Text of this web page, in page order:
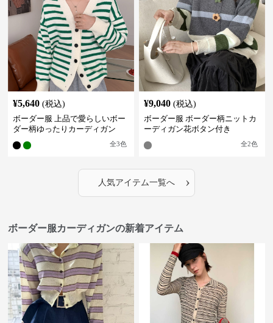
¥5,640 (税込)
ボーダー服 上品で愛らしいボー
ダー柄ゆったりカーディガン
全3色
¥9,040 (税込)
ボーダー服 ボーダー柄ニットカ
ーディガン花ボタン付き
全2色
人気アイテム一覧へ ›
ボーダー服カーディガンの新着アイテム